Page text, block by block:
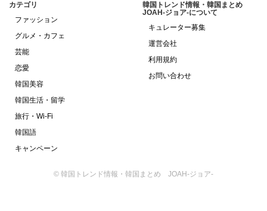
カテゴリ
ファッション
グルメ・カフェ
芸能
恋愛
韓国美容
韓国生活・留学
旅行・Wi-Fi
韓国語
キャンペーン
韓国トレンド情報・韓国まとめ
JOAH-ジョア-について
キュレーター募集
運営会社
利用規約
お問い合わせ
© 韓国トレンド情報・韓国まとめ JOAH-ジョア-